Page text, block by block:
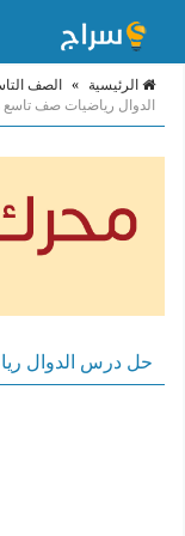
الرئيسية » الصف
الدوال رياضيات صف تاسع
حل درس الدوال